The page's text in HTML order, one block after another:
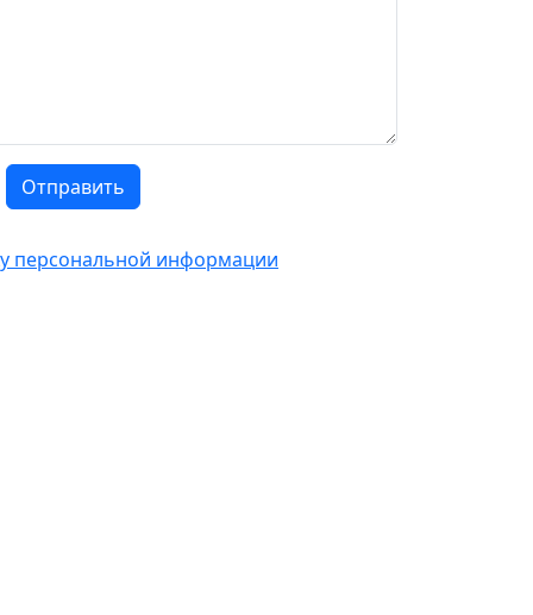
Отправить
персональной информации